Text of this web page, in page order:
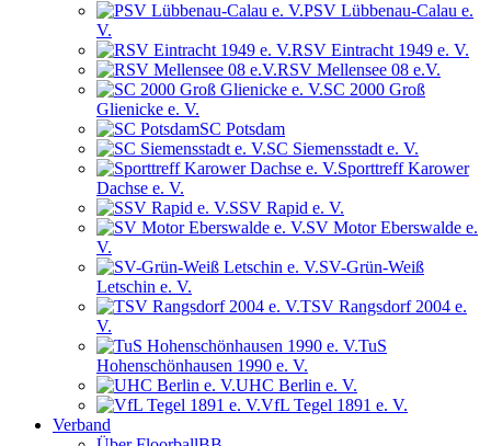
PSV Lübbenau-Calau e.
V.
RSV Eintracht 1949 e. V.
RSV Mellensee 08 e.V.
SC 2000 Groß
Glienicke e. V.
SC Potsdam
SC Siemensstadt e. V.
Sporttreff Karower
Dachse e. V.
SSV Rapid e. V.
SV Motor Eberswalde e.
V.
SV-Grün-Weiß
Letschin e. V.
TSV Rangsdorf 2004 e.
V.
TuS
Hohenschönhausen 1990 e. V.
UHC Berlin e. V.
VfL Tegel 1891 e. V.
Verband